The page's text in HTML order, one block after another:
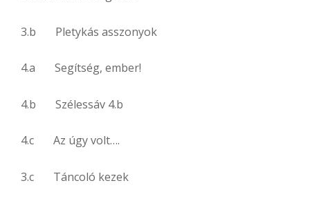
3.b Pletykás asszonyok
4.a Segítség, ember!
4.b Szélessáv 4.b
4.c Az úgy volt….
3.c Táncoló kezek